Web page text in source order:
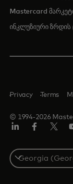
Mastercard
ინკლუზიური ზრდის
© 1994-2026
Privacy Terms
Select
a
country